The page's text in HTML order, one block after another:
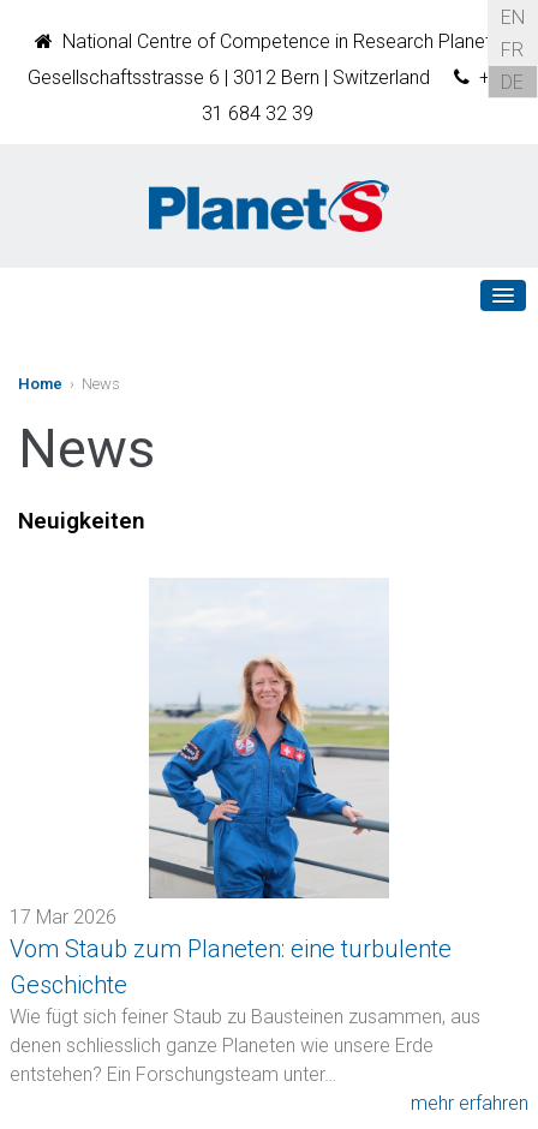
National Centre of Competence in Research PlanetS
Gesellschaftsstrasse 6 | 3012 Bern | Switzerland
+41
31 684 32 39
EN
FR
DE
Home › News
News
Neuigkeiten
17 Mar 2026
Vom Staub zum Planeten: eine turbulente
Geschichte
Wie fügt sich feiner Staub zu Bausteinen zusammen, aus
denen schliesslich ganze Planeten wie unsere Erde
entstehen? Ein Forschungsteam unter…
mehr erfahren